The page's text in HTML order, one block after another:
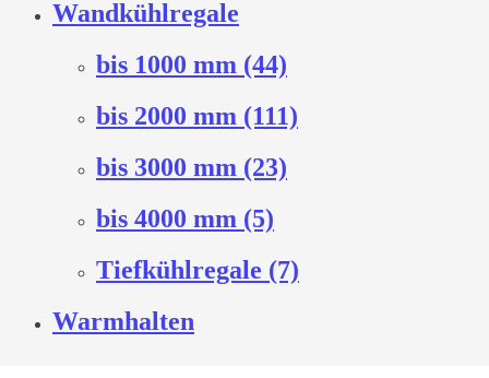
Wandkühlregale
bis 1000 mm (44)
bis 2000 mm (111)
bis 3000 mm (23)
bis 4000 mm (5)
Tiefkühlregale (7)
Warmhalten